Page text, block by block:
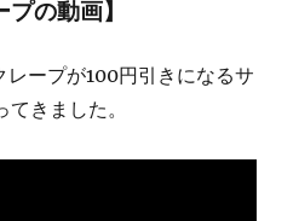
の動画】
ープが100円引きになるサ
きました。